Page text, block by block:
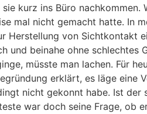
kurz ins Büro
mal nicht gemacht hatte. In
Herstellung von Sichtkontakt
und beinahe ohne schlechtes
müsste man lachen. Für
erklärt, es läge
nicht gekonnt habe. Ist
war doch seine Frage,